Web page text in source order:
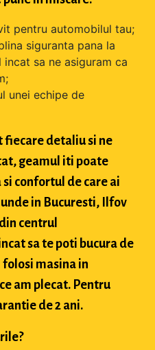
pentru automobilul tau;
siguranta pana la
sa ne asiguram ca
unei echipe de
fiecare detaliu si ne
geamul iti poate
confortul de care ai
in Bucuresti, Ilfov
centrul
sa te poti bucura de
masina in
am plecat. Pentru
de 2 ani.